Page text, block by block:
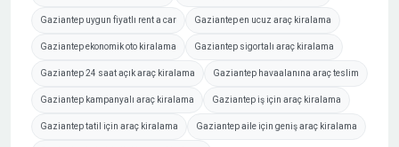
Gaziantep uygun fiyatlı rent a car Gaziantep en ucuz araç kiralama
Gaziantep ekonomik oto kiralama Gaziantep sigortalı araç kiralama
Gaziantep 24 saat açık araç kiralama Gaziantep havaalanına araç teslim
Gaziantep kampanyalı araç kiralama Gaziantep iş için araç kiralama
Gaziantep tatil için araç kiralama Gaziantep aile için geniş araç kiralama